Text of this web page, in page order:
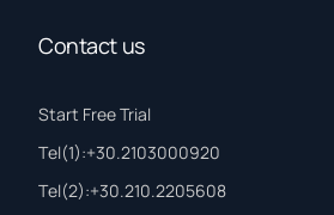
Contact us
Start Free Trial
Τel(1):+30.2103000920
Τel(2):+30.210.2205608